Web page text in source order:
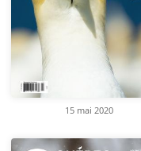
15 mai 2020